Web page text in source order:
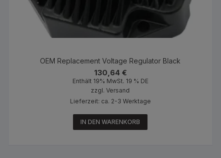
OEM Replacement Voltage Regulator Black
130,64 €
Enthält 19% MwSt. 19 % DE
zzgl.Versand
Lieferzeit: ca. 2-3 Werktage
IN DEN WARENKORB